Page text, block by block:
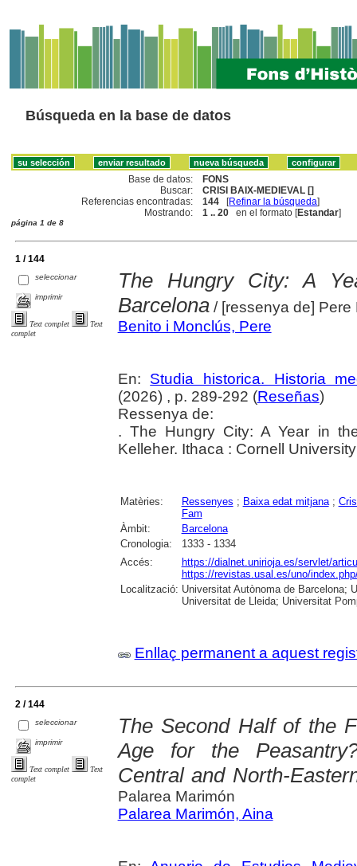
Búsqueda en la base de datos
Base de datos:
FONS
Buscar:
CRISI BAIX-MEDIEVAL []
Referencias encontradas:
144 [Refinar la búsqueda]
Mostrando:
1 .. 20 en el formato [Estandar]
página 1 de 8
1 / 144
seleccionar
imprimir
Text complet
Text
complet
The Hungry City: A
Barcelona/ [ressenya de] Pere
Benito i Monclús, Pere
En: Studia historica. Historia
(2026) , p. 289-292 (Reseñas)
Ressenya de:
. The Hungry City: A Year in
Kelleher. Ithaca : Cornell
Matèries: Ressenyes ; Baixa edat mitjana;
Fam
Àmbit:
Barcelona
Cronologia:
1333 - 1334
Accés:
https://dialnet.unirioja.es/servlet/
https://revistas.usal.es/uno/
Localització: Universitat Autònoma de Barcelona;
Universitat de Lleida; Universitat
Enllaç permanent a aquest
2 / 144
seleccionar
imprimir
Text complet
Text
complet
The Second Half of the
Age for the
Central and North-
Palarea Marimón
Palarea Marimón, Aina